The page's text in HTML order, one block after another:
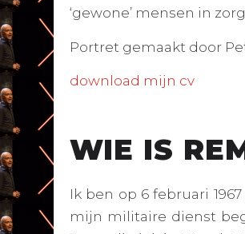
‘gewone’ mensen in
Portret gemaakt door
download mijn cv
WIE IS
Ik ben op 6 februari
mijn militaire dienst